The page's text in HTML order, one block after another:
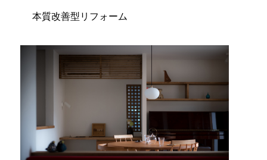
本質改善型リフォーム